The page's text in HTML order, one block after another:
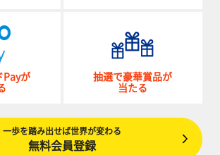
Payが
抽選で豪華賞品が
当たる
一歩を踏み出せば世界が変わる
無料会員登録